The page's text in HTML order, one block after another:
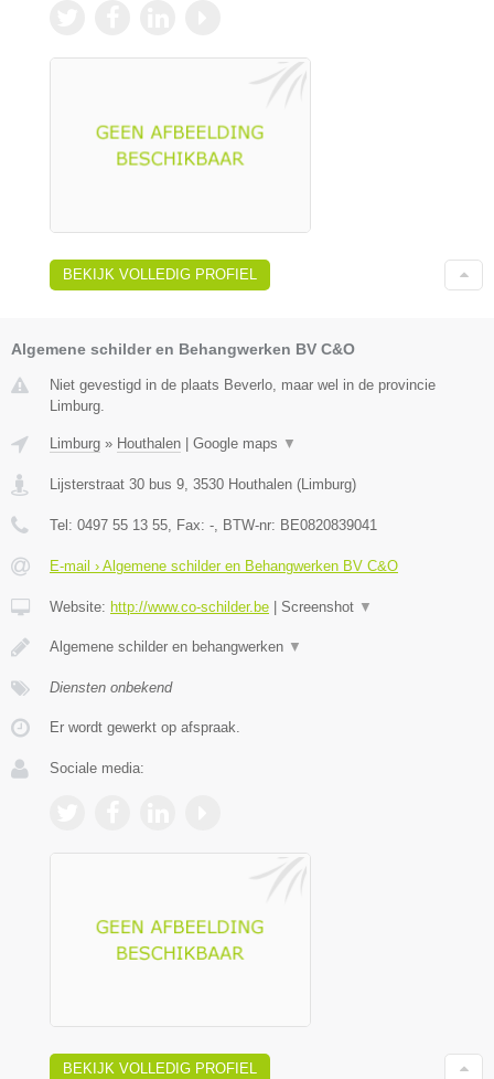
BEKIJK VOLLEDIG PROFIEL
Algemene schilder en Behangwerken BV C&O
Niet gevestigd in de plaats Beverlo, maar wel in de provincie
Limburg.
Limburg » Houthalen | Google maps ▼
Lijsterstraat 30 bus 9 3530 Houthalen (Limburg)
Tel: 0497 55 13 55 , Fax: - , BTW-nr: BE0820839041
E-mail › Algemene schilder en Behangwerken BV C&O
Website: http://www.co-schilder.be | Screenshot ▼
Algemene schilder en behangwerken ▼
Diensten onbekend
Er wordt gewerkt op afspraak.
Sociale media:
BEKIJK VOLLEDIG PROFIEL